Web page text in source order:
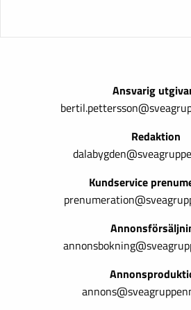
Ansvarig
Redaktion
Kundservice